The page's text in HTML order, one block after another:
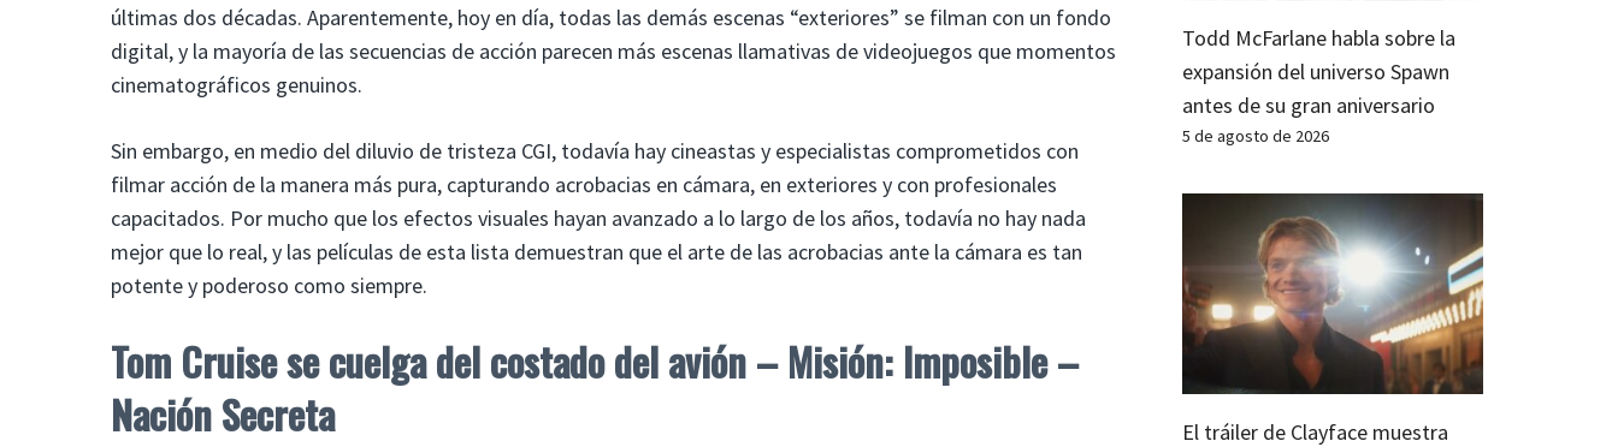
últimas dos décadas. Aparentemente, hoy en día, todas las demás escenas “exteriores” se filman con un fondo
digital, y la mayoría de las secuencias de acción parecen más escenas llamativas de videojuegos que momentos
cinematográficos genuinos.
Sin embargo, en medio del diluvio de tristeza CGI, todavía hay cineastas y especialistas comprometidos con
filmar acción de la manera más pura, capturando acrobacias en cámara, en exteriores y con profesionales
capacitados. Por mucho que los efectos visuales hayan avanzado a lo largo de los años, todavía no hay nada
mejor que lo real, y las películas de esta lista demuestran que el arte de las acrobacias ante la cámara es tan
potente y poderoso como siempre.
Tom Cruise se cuelga del costado del avión – Misión: Imposible –
Nación Secreta
Todd McFarlane habla sobre la
expansión del universo Spawn
antes de su gran aniversario
5 de agosto de 2026
El tráiler de Clayface muestra